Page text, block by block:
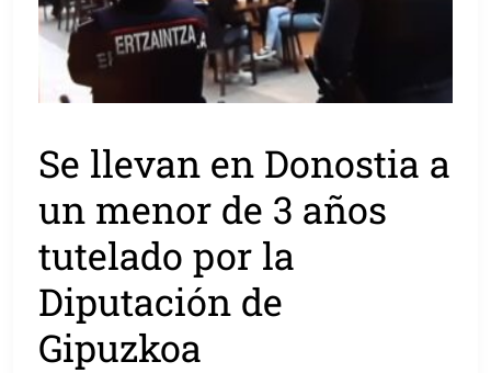
Se llevan en Donostia a
un menor de 3 años
tutelado por la
Diputación de
Gipuzkoa